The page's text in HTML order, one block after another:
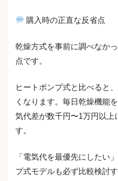
購入時の正直な反省点
乾燥方式を事前に調べなか
点です。
ヒートポンプ式と比べると
くなります。毎日乾燥機能
気代差が数千円〜1万円以上
す。
「電気代を最優先にしたい
プ式モデルも必ず比較検討